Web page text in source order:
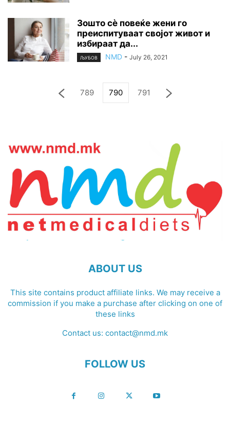
Зошто сè повеќе жени го
преиспитуваат својот живот и
избираат да...
ЉУБОВ NMD - July 26, 2021
789 790 791
ABOUT US
This site contains product affiliate links. We may receive a
commission if you make a purchase after clicking on one of
these links
Contact us: contact@nmd.mk
FOLLOW US